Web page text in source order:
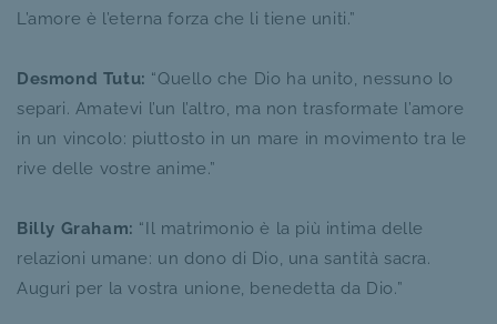
L’amore è l’eterna forza che li tiene uniti.”
Desmond Tutu: “Quello che Dio ha unito, nessuno lo
separi. Amatevi l’un l’altro, ma non trasformate l’amore
in un vincolo: piuttosto in un mare in movimento tra le
rive delle vostre anime.”
Billy Graham: “Il matrimonio è la più intima delle
relazioni umane: un dono di Dio, una santità sacra.
Auguri per la vostra unione, benedetta da Dio.”